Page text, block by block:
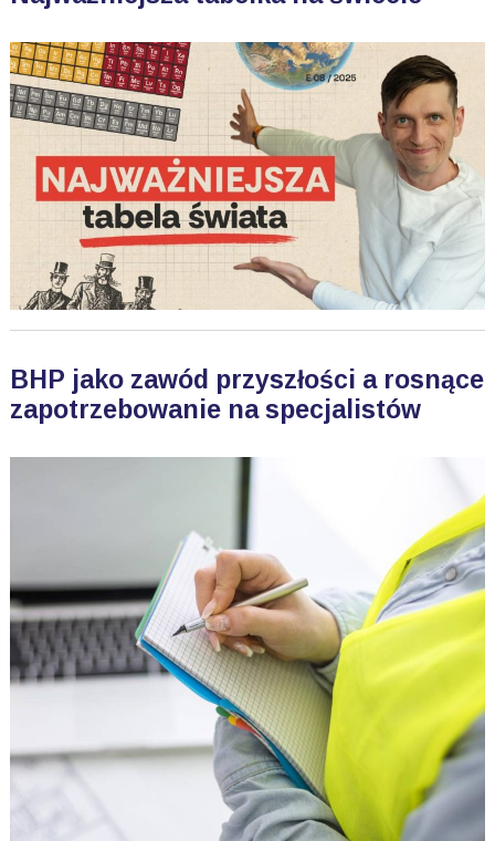
BHP jako zawód przyszłości a rosnące
zapotrzebowanie na specjalistów